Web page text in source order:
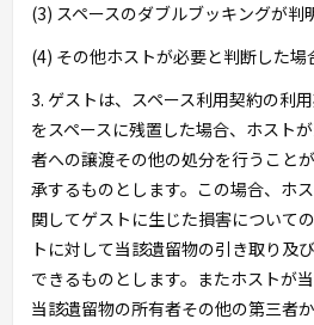
(3) スペースのダブルブッキングが判
(4) その他ホストが必要と判断した場
3. ゲストは、スペース利用契約の利
をスペースに残置した場合、ホスト
者への譲渡その他の処分を行うこと
承するものとします。この場合、ホ
関してゲストに生じた損害について
トに対して当該遺留物の引き取り及
できるものとします。またホストが
当該遺留物の所有者その他の第三者